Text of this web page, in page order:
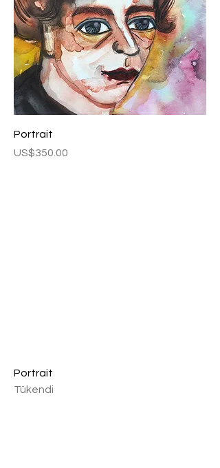
Portrait
Fiyat
US$350.00
Portrait
Tükendi